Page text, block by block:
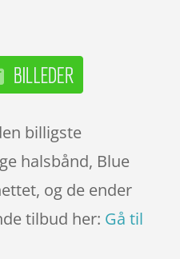
billigste
halsbånd, Blue
og de ender
tilbud her: Gå til